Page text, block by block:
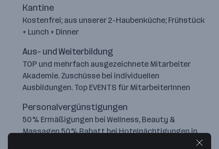
Kantine
Kostenfrei; aus unserer 2-Haubenküche; Frühstück
+ Lunch + Dinner
Aus- und Weiterbildung
TOP und mehrfach ausgezeichnete Mitarbeiter
Akademie. Zuschüsse bei individuellen
Ausbildungen. Top EVENTS für MitarbeiterInnen
Personalvergünstigungen
50% Ermäßigungen bei Wellness, Beauty &
Massagen 50% Rabatt bei Hotelnächtigungen in